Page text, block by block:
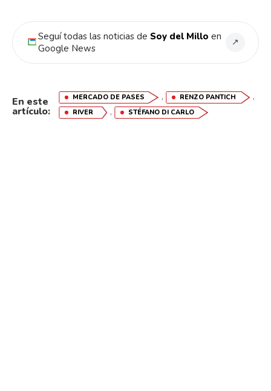
Seguí todas las noticias de Soy del Millo en
Google News
↗
En este
artículo:
MERCADO DE PASES , RENZO PANTICH ,
RIVER , STÉFANO DI CARLO